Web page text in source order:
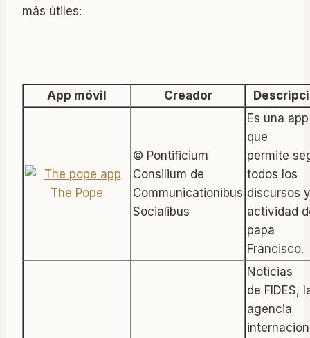
más útiles:
App móvil Creador
The Pope
© Pontificium
Consilium de
Communicationibus
Socialibus
Es una app
que
permite
todos los
discursos
actividad
papa
Francisco.
Noticias
de FIDES,
agencia